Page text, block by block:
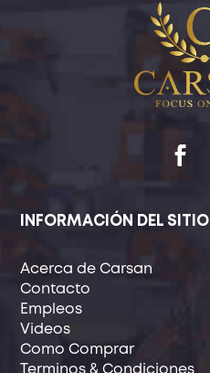
INFORMACIÓN DEL SITIO
Acerca de Carsan
Contacto
Empleos
Videos
Como Comprar
Terminos & Condiciones